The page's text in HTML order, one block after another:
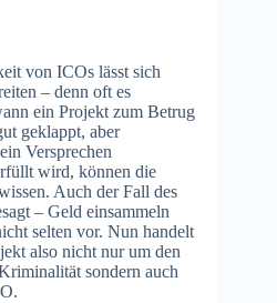
von ICOs lässt sich
– denn oft es
ein Projekt zum Betrug
geklappt, aber
Versprechen
wird, können die
Auch der Fall des
– Geld einsammeln
selten vor. Nun handelt
also nicht nur um den
sondern auch